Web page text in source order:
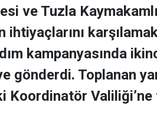
ve Tuzla
ihtiyaçlarını
kampanyasında
gönderdi. Toplanan
Koordinatör